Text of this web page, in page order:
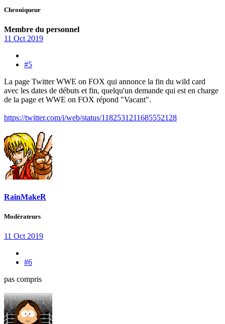
Chroniqueur
Membre du personnel
11 Oct 2019
#5
La page Twitter WWE on FOX qui annonce la fin du wild card
avec les dates de débuts et fin, quelqu'un demande qui est en charge
de la page et WWE on FOX répond "Vacant".
https://twitter.com/i/web/status/1182531211685552128
RainMakeR
Modérateurs
11 Oct 2019
#6
pas compris